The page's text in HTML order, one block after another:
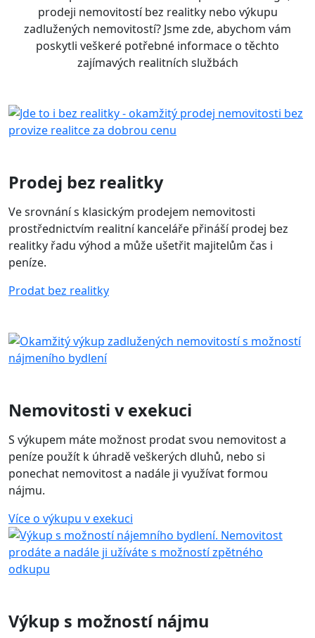
prodeji nemovitostí bez realitky nebo výkupu
zadlužených nemovitostí? Jsme zde, abychom vám
poskytli veškeré potřebné informace o těchto
zajímavých realitních službách
Prodej bez realitky
Ve srovnání s klasickým prodejem nemovitosti
prostřednictvím realitní kanceláře přináší prodej bez
realitky řadu výhod a může ušetřit majitelům čas i
peníze.
Prodat bez realitky
Nemovitosti v exekuci
S výkupem máte možnost prodat svou nemovitost a
peníze použít k úhradě veškerých dluhů, nebo si
ponechat nemovitost a nadále ji využívat formou
nájmu.
Více o výkupu v exekuci
Výkup s možností nájmu